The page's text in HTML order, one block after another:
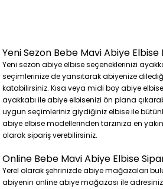
Yeni Sezon Bebe Mavi Abiye
Yeni sezon abiye elbise seçeneklerinizi
seçimlerinize de yansıtarak abiyenize
katabilirsiniz. Kısa veya midi boy abiye
ayakkabı ile abiye elbisenizi ön plana
uygun seçimleriniz giydiğiniz elbise ile
abiye elbise modellerinden tarzınıza en
olarak sipariş verebilirsiniz.
Online Bebe Mavi Abiye Elbise
Yerel olarak şehrinizde abiye mağazaları
abiyenin online abiye mağazası ile